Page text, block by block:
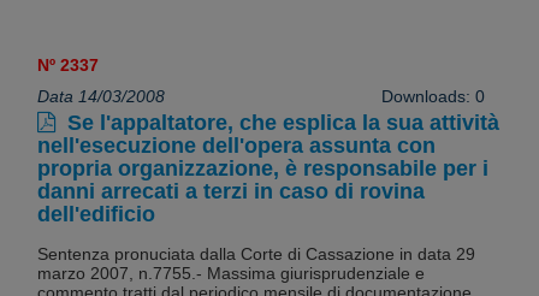
Nº 2337
Data 14/03/2008
Downloads: 0
Se l'appaltatore, che esplica la sua attività
nell'esecuzione dell'opera assunta con
propria organizzazione, è responsabile per i
danni arrecati a terzi in caso di rovina
dell'edificio
Sentenza pronuciata dalla Corte di Cassazione in data 29
marzo 2007, n.7755.- Massima giurisprudenziale e